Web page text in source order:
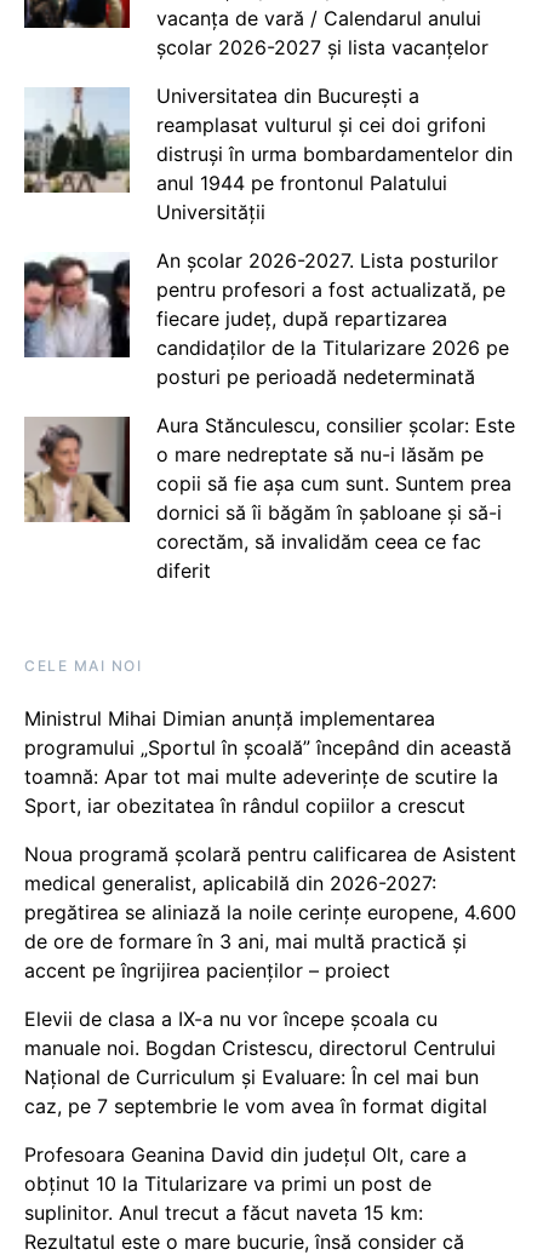
vacanța de vară / Calendarul anului
școlar 2026-2027 și lista vacanțelor
Universitatea din București a
reamplasat vulturul și cei doi grifoni
distruși în urma bombardamentelor din
anul 1944 pe frontonul Palatului
Universității
An școlar 2026-2027. Lista posturilor
pentru profesori a fost actualizată, pe
fiecare județ, după repartizarea
candidaților de la Titularizare 2026 pe
posturi pe perioadă nedeterminată
Aura Stănculescu, consilier școlar: Este
o mare nedreptate să nu-i lăsăm pe
copii să fie așa cum sunt. Suntem prea
dornici să îi băgăm în șabloane și să-i
corectăm, să invalidăm ceea ce fac
diferit
CELE MAI NOI
Ministrul Mihai Dimian anunță implementarea
programului „Sportul în școală” începând din această
toamnă: Apar tot mai multe adeverințe de scutire la
Sport, iar obezitatea în rândul copiilor a crescut
Noua programă școlară pentru calificarea de Asistent
medical generalist, aplicabilă din 2026-2027:
pregătirea se aliniază la noile cerințe europene, 4.600
de ore de formare în 3 ani, mai multă practică și
accent pe îngrijirea pacienților – proiect
Elevii de clasa a IX-a nu vor începe școala cu
manuale noi. Bogdan Cristescu, directorul Centrului
Național de Curriculum și Evaluare: În cel mai bun
caz, pe 7 septembrie le vom avea în format digital
Profesoara Geanina David din județul Olt, care a
obținut 10 la Titularizare va primi un post de
suplinitor. Anul trecut a făcut naveta 15 km:
Rezultatul este o mare bucurie, însă consider că